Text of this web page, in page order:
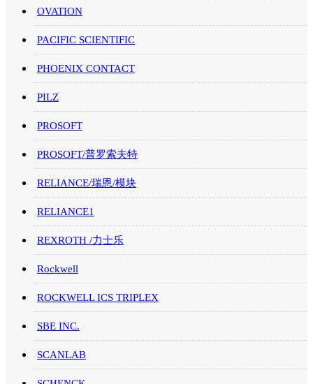
OVATION
PACIFIC SCIENTIFIC
PHOENIX CONTACT
PILZ
PROSOFT
PROSOFT/普罗索夫特
RELIANCE/瑞恩/模块
RELIANCE1
REXROTH /力士乐
Rockwell
ROCKWELL ICS TRIPLEX
SBE INC.
SCANLAB